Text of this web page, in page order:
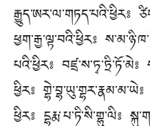
རྒྱུད་ཨར་ལ་གཏད་པའི་ཕྱིར༔
ཕྱག་རྒྱ་ལྟ་བའི་ཕྱིར༔
པའི་ཕྱིར༔
ཕྱིར༔
ཕྱིར༔ དྷརྨ་པ་ཏི་སི་གྷུ་ལི༔